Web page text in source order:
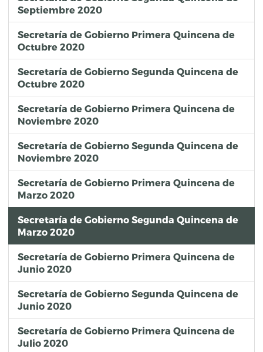
Septiembre 2020
Secretaría de Gobierno Primera Quincena de
Octubre 2020
Secretaría de Gobierno Segunda Quincena de
Octubre 2020
Secretaría de Gobierno Primera Quincena de
Noviembre 2020
Secretaría de Gobierno Segunda Quincena de
Noviembre 2020
Secretaría de Gobierno Primera Quincena de
Marzo 2020
Secretaría de Gobierno Segunda Quincena de
Marzo 2020
Secretaría de Gobierno Primera Quincena de
Junio 2020
Secretaría de Gobierno Segunda Quincena de
Junio 2020
Secretaría de Gobierno Primera Quincena de
Julio 2020